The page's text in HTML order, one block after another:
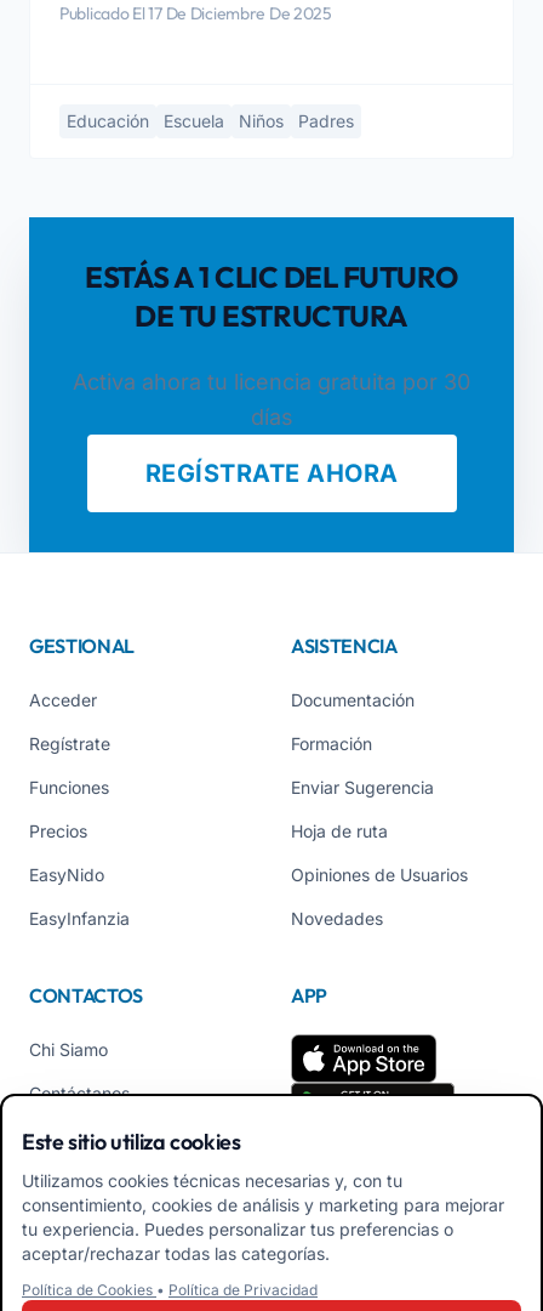
Publicado El 17 De Diciembre De 2025
Educación Escuela Niños Padres
ESTÁS A 1 CLIC DEL FUTURO
DE TU ESTRUCTURA
Activa ahora tu licencia gratuita por 30
días
REGÍSTRATE AHORA
GESTIONAL
Acceder
Regístrate
Funciones
Precios
EasyNido
EasyInfanzia
ASISTENCIA
Documentación
Formación
Enviar Sugerencia
Hoja de ruta
Opiniones de Usuarios
Novedades
CONTACTOS
Chi Siamo
Contáctanos
Tel +39 02 84152514
APP
Descarga APK App
Familiares
Descarga APK App
Este sitio utiliza cookies
Utilizamos cookies técnicas necesarias y, con tu
consentimiento, cookies de análisis y marketing para mejorar
tu experiencia. Puedes personalizar tus preferencias o
aceptar/rechazar todas las categorías.
Política de Cookies • Política de Privacidad